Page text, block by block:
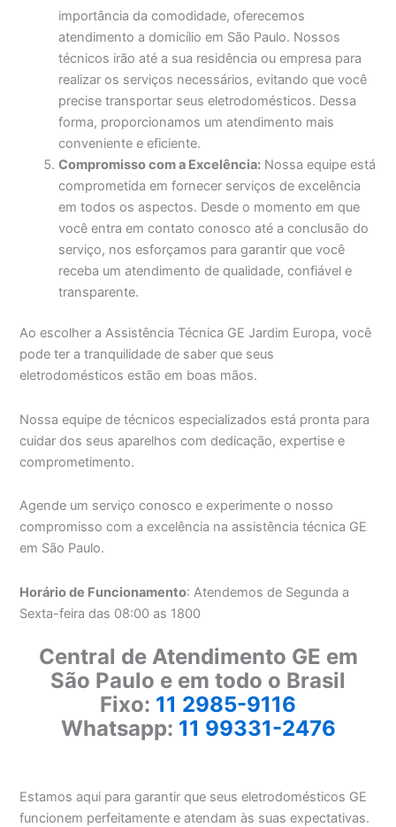
importância da comodidade, oferecemos
atendimento a domicílio em São Paulo. Nossos
técnicos irão até a sua residência ou empresa para
realizar os serviços necessários, evitando que você
precise transportar seus eletrodomésticos. Dessa
forma, proporcionamos um atendimento mais
conveniente e eficiente.
Compromisso com a Excelência: Nossa equipe está
comprometida em fornecer serviços de excelência
em todos os aspectos. Desde o momento em que
você entra em contato conosco até a conclusão do
serviço, nos esforçamos para garantir que você
receba um atendimento de qualidade, confiável e
transparente.
Ao escolher a Assistência Técnica GE Jardim Europa, você
pode ter a tranquilidade de saber que seus
eletrodomésticos estão em boas mãos.
Nossa equipe de técnicos especializados está pronta para
cuidar dos seus aparelhos com dedicação, expertise e
comprometimento.
Agende um serviço conosco e experimente o nosso
compromisso com a excelência na assistência técnica GE
em São Paulo.
Horário de Funcionamento: Atendemos de Segunda a
Sexta-feira das 08:00 as 1800
Central de Atendimento GE em
São Paulo e em todo o Brasil
Fixo: 11 2985-9116
Whatsapp: 11 99331-2476
Estamos aqui para garantir que seus eletrodomésticos GE
funcionem perfeitamente e atendam às suas expectativas.